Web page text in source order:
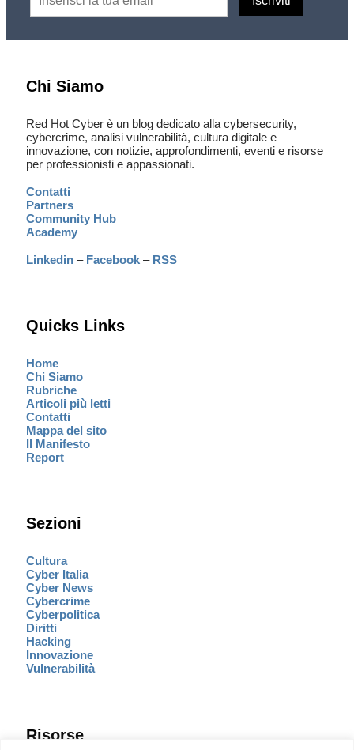
Chi Siamo
Red Hot Cyber è un blog dedicato alla cybersecurity,
cybercrime, analisi vulnerabilità, cultura digitale e
innovazione, con notizie, approfondimenti, eventi e risorse
per professionisti e appassionati.
Contatti
Partners
Community Hub
Academy
Linkedin – Facebook – RSS
Quicks Links
Home
Chi Siamo
Rubriche
Articoli più letti
Contatti
Mappa del sito
Il Manifesto
Report
Sezioni
Cultura
Cyber Italia
Cyber News
Cybercrime
Cyberpolitica
Diritti
Hacking
Innovazione
Vulnerabilità
Risorse